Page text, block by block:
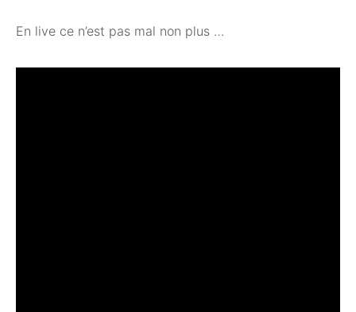
En live ce n’est pas mal non plus …